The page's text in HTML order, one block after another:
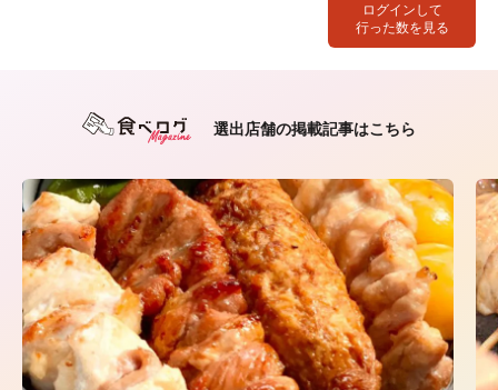
ログインして
行った数を見る
選出店舗の掲載記事はこちら